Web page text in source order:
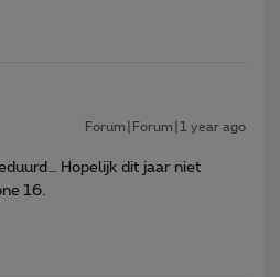
Forum|Forum|1 year ago
Hopelijk dit jaar niet
16.